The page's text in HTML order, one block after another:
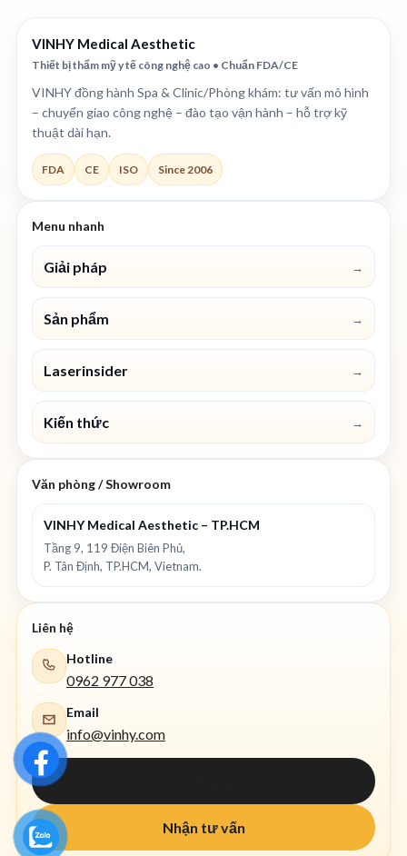
VINHY Medical Aesthetic
Thiết bị thẩm mỹ y tế công nghệ cao • Chuẩn FDA/CE
VINHY đồng hành Spa & Clinic/Phòng khám: tư vấn mô hình
– chuyển giao công nghệ – đào tạo vận hành – hỗ trợ kỹ
thuật dài hạn.
FDA CE ISO Since 2006
Menu nhanh
Giải pháp →
Sản phẩm →
Laserinsider →
Kiến thức →
Văn phòng / Showroom
VINHY Medical Aesthetic – TP.HCM
Tầng 9, 119 Điện Biên Phủ,
P. Tân Định, TP.HCM, Vietnam.
Liên hệ
Hotline
0962 977 038
Email
info@vinhy.com
Nhận tư vấn